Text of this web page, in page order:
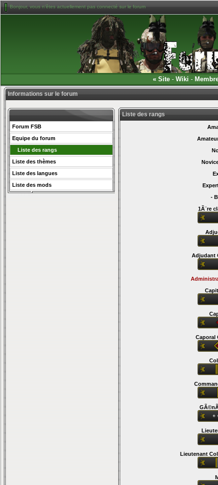
Bonjour, vous n'êtes actuellement pas connecté sur le forum
« Site - Wiki -
Informations sur le forum
Forum FSB
Equipe du forum
Liste des rangs
Liste des thèmes
Liste des langues
Liste des mods
Liste des rangs
-
1Ã¨re
Adjudant
Caporal
Lieutenant